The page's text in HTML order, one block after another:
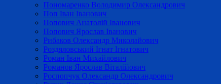
Пономаренко Володимир Олександрович
Поп Іван Іванович
Попович Анатолій Іванович
Попович Ярослав Іванович
Рибаков Олександр Миколайович
Роздяловський Ігнат Ігнатович
Роман Іван Михайлович
Романов Ярослав Віталійович
Роспопчук Олександр Олександрович